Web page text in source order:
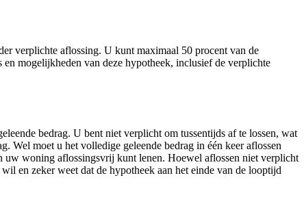
verplichte aflossing. U kunt maximaal 50 procent van de
mogelijkheden van deze hypotheek, inclusief de verplichte
bedrag. U bent niet verplicht om tussentijds af te lossen, wat
Wel moet u het volledige geleende bedrag in één keer aflossen
uw woning aflossingsvrij kunt lenen. Hoewel aflossen niet verplicht
en zeker weet dat de hypotheek aan het einde van de looptijd